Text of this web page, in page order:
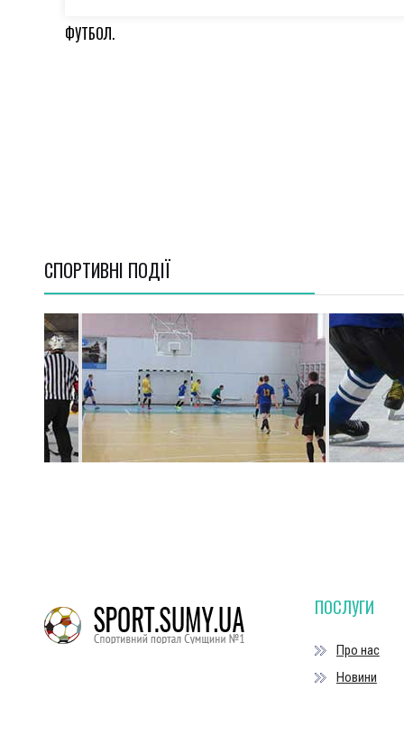
ФУТБОЛ.
СПОРТИВНI ПОДІЇ
ПОСЛУГИ
Про нас
Новини